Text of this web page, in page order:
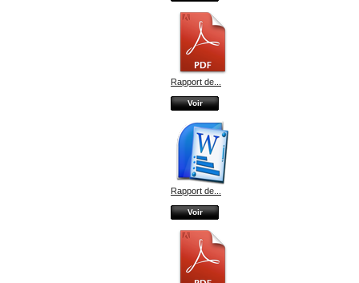
Rapport de...
Voir
Rapport de...
Voir